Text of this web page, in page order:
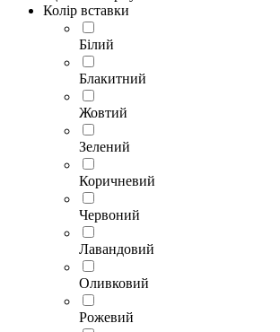
Колір вставки
Білий
Блакитний
Жовтий
Зелений
Коричневий
Червоний
Лавандовий
Оливковий
Рожевий